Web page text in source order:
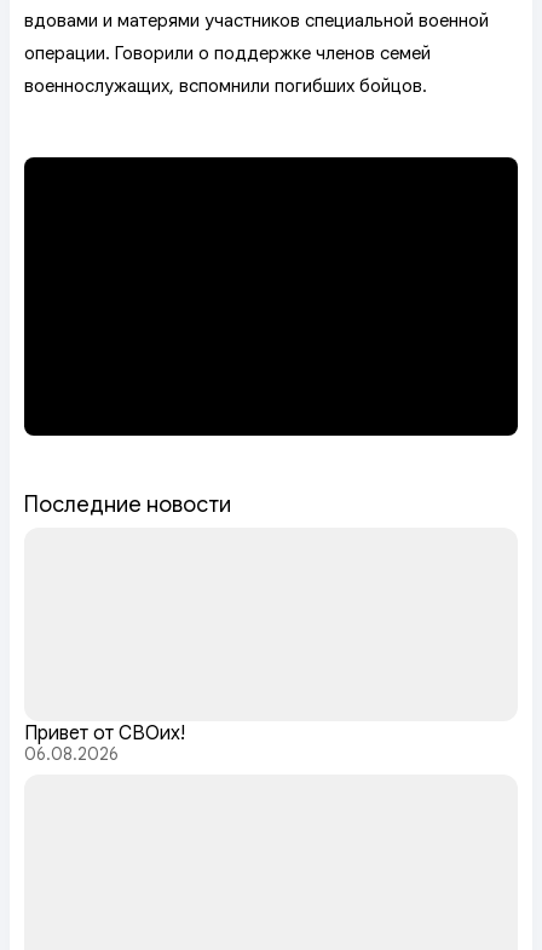
вдовами и матерями участников специальной военной
операции. Говорили о поддержке членов семей
военнослужащих, вспомнили погибших бойцов.
Последние новости
Привет от СВОих!
06.08.2026